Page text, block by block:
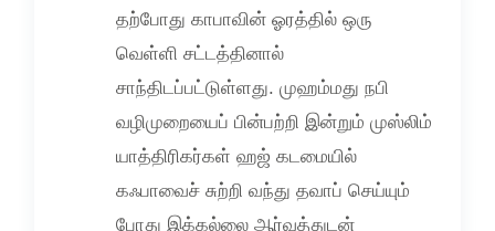
தற்போது காபாவின் ஓரத்தில் ஒரு
வெள்ளி சட்டத்தினால்
சாந்திடப்பட்டுள்ளது. முஹம்மது நபி
வழிமுறையைப் பின்பற்றி இன்றும் முஸ்லிம்
யாத்திரிகர்கள் ஹஜ் கடமையில்
கஃபாவைச் சுற்றி வந்து தவாப் செய்யும்
போது இக்கல்லை ஆர்வத்துடன்